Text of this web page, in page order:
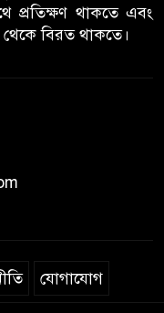
এলে জাতীয় পার্টি
করলে উন্নয়ন পাবেন
প্রতিবেদন পেছাল ৯৭
স্থাপন করে উপকূলের
করতেই বিএনপি
প্রতিক্ষণ থাকতে এবং
বিরত থাকতে।
যোগাযোগ